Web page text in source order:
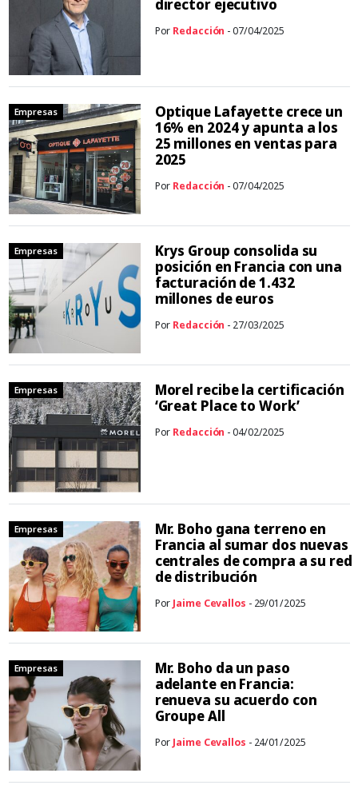
director ejecutivo
Por Redacción - 07/04/2025
Empresas
Optique Lafayette crece un
16% en 2024 y apunta a los
25 millones en ventas para
2025
Por Redacción - 07/04/2025
Empresas
Krys Group consolida su
posición en Francia con una
facturación de 1.432
millones de euros
Por Redacción - 27/03/2025
Empresas
Morel recibe la certificación
‘Great Place to Work’
Por Redacción - 04/02/2025
Empresas
Mr. Boho gana terreno en
Francia al sumar dos nuevas
centrales de compra a su red
de distribución
Por Jaime Cevallos - 29/01/2025
Empresas
Mr. Boho da un paso
adelante en Francia:
renueva su acuerdo con
Groupe All
Por Jaime Cevallos - 24/01/2025